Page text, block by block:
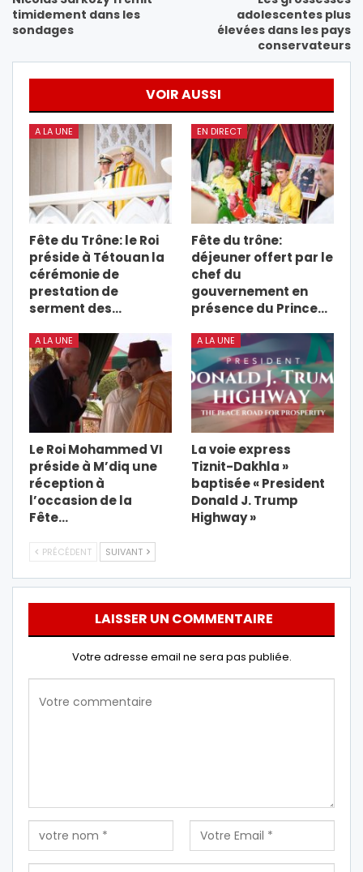
timidement dans les
sondages
adolescentes plus
élevées dans les pays
conservateurs
VOIR AUSSI
A LA UNE
Fête du Trône: le Roi
préside à Tétouan la
cérémonie de
prestation de
serment des…
EN DIRECT
Fête du trône:
déjeuner offert par le
chef du
gouvernement en
présence du Prince…
A LA UNE
Le Roi Mohammed VI
préside à M’diq une
réception à
l’occasion de la
Fête…
A LA UNE
La voie express
Tiznit-Dakhla »
baptisée « President
Donald J. Trump
Highway »
PRÉCÉDENT SUIVANT
LAISSER UN COMMENTAIRE
Votre adresse email ne sera pas publiée.